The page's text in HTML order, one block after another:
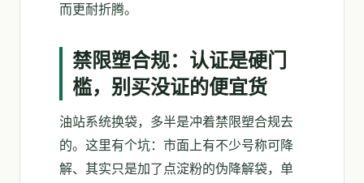
而更耐折腾。
禁限塑合规：认证是硬门
槛，别买没证的便宜货
油站系统换袋，多半是冲着禁限塑合规去
的。这里有个坑：市面上有不少号称可降
解、其实只是加了点淀粉的伪降解袋，单